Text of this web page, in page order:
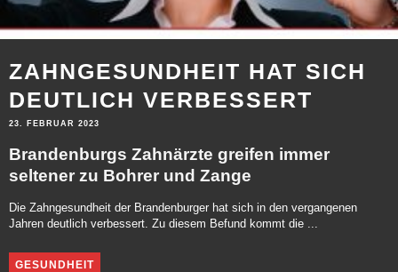
ZAHNGESUNDHEIT HAT SICH
DEUTLICH VERBESSERT
23. FEBRUAR 2023
Brandenburgs Zahnärzte greifen immer
seltener zu Bohrer und Zange
Die Zahngesundheit der Brandenburger hat sich in den vergangenen
Jahren deutlich verbessert. Zu diesem Befund kommt die ...
GESUNDHEIT